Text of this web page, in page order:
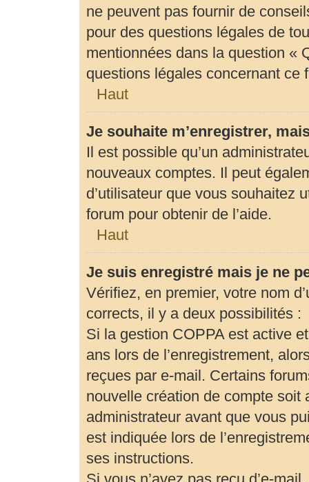
ne peuvent pas fournir de
pour des questions légales de
mentionnées dans la question «
questions légales concernant ce
Haut
Je souhaite m’enregistrer,
Il est possible qu’un
nouveaux comptes. Il peut
d’utilisateur que vous souhaitez
forum pour obtenir de l’aide.
Haut
Je suis enregistré mais je ne
Vérifiez, en premier, votre nom
corrects, il y a deux possibilités :
Si la gestion COPPA est active
ans lors de l’enregistrement,
reçues par e-mail. Certains
nouvelle création de compte soit
administrateur avant que vous
est indiquée lors de
ses instructions.
Si vous n’avez pas reçu d’e-